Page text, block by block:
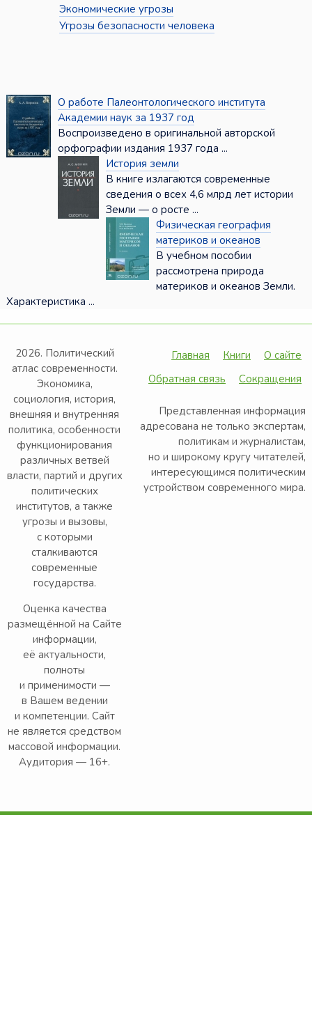
Экономические угрозы
Угрозы безопасности человека
О работе Палеонтологического института
Академии наук за 1937 год
Воспроизведено в оригинальной авторской
орфографии издания 1937 года ...
История земли
В книге излагаются современные
сведения о всех 4,6 млрд лет истории
Земли — о росте ...
Физическая география
материков и океанов
В учебном пособии
рассмотрена природа
материков и океанов Земли.
Характеристика ...
2026. Политический
атлас современности.
Экономика,
социология, история,
внешняя и внутренняя
политика, особенности
функционирования
различных ветвей
власти, партий и других
политических
институтов, а также
угрозы и вызовы,
с которыми
сталкиваются
современные
государства.
Оценка качества
размещённой на Сайте
информации,
её актуальности,
полноты
и применимости —
в Вашем ведении
и компетенции. Сайт
не является средством
массовой информации.
Аудитория — 16+.
Главная Книги
О сайте
Обратная связь
Сокращения
Представленная информация
адресована не только экспертам,
политикам и журналистам,
но и широкому кругу читателей,
интересующимся политическим
устройством современного мира.